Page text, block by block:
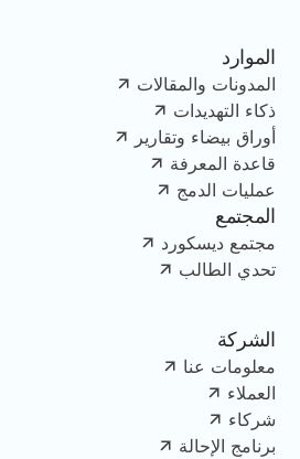
الموارد
المدونات والمقالات
ذكاء التهديدات
أوراق بيضاء وتقارير
قاعدة المعرفة
عمليات الدمج
المجتمع
مجتمع ديسكورد
تحدي الطالب
الشركة
معلومات عنا
العملاء
شركاء
برنامج الإحالة